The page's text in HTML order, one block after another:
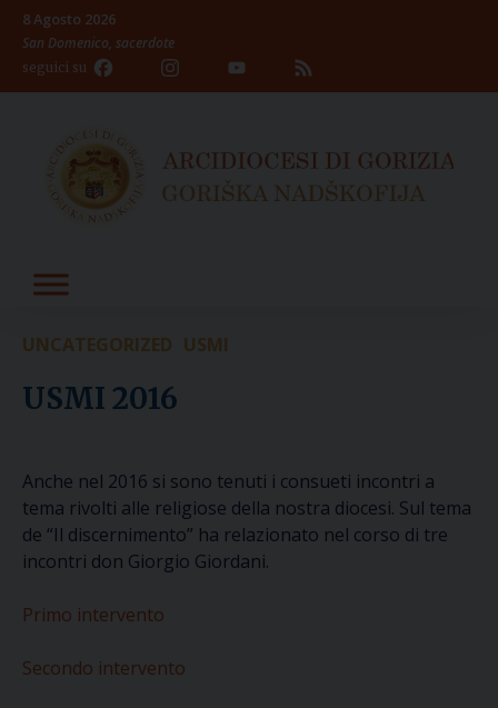
Skip
content
8 Agosto 2026
San Domenico, sacerdote
seguici su Facebook InstagramYouTube
Channel
UNCATEGORIZED USMI
USMI 2016
Anche nel 2016 si sono tenuti i consueti incontri a
tema rivolti alle religiose della nostra diocesi. Sul tema
de “Il discernimento” ha relazionato nel corso di tre
incontri don Giorgio Giordani.
Primo intervento
Secondo intervento